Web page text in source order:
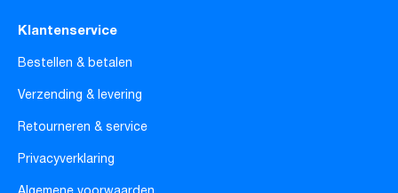
Klantenservice
Bestellen & betalen
Verzending & levering
Retourneren & service
Privacyverklaring